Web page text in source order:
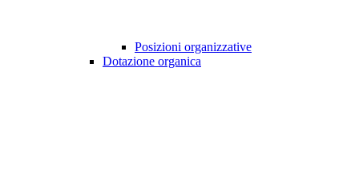
Posizioni organizzative
Dotazione organica